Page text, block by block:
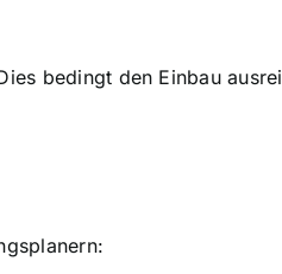
bedingt den Einbau